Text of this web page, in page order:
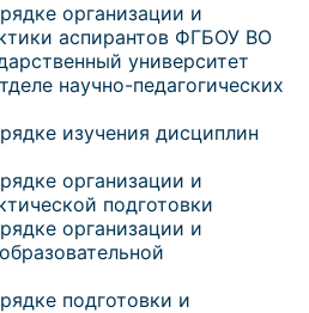
организации и
аспирантов ФГБОУ ВО
университет
научно-педагогических
изучения дисциплин
организации и
подготовки
организации и
подготовки и